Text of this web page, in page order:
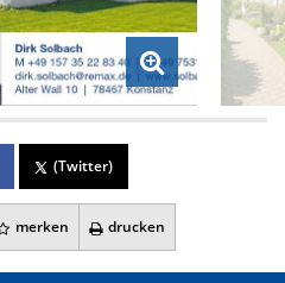
(Twitter)
merken drucken